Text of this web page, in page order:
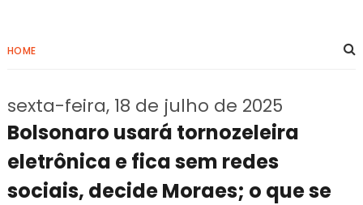
HOME
sexta-feira, 18 de julho de 2025
Bolsonaro usará tornozeleira
eletrônica e fica sem redes
sociais, decide Moraes; o que se